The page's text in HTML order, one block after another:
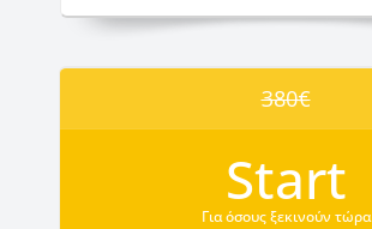
380€
Start
Για όσους ξεκινούν τώρα